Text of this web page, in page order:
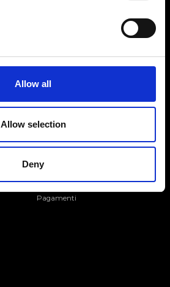
Allow all
Allow selection
Deny
Pagamenti